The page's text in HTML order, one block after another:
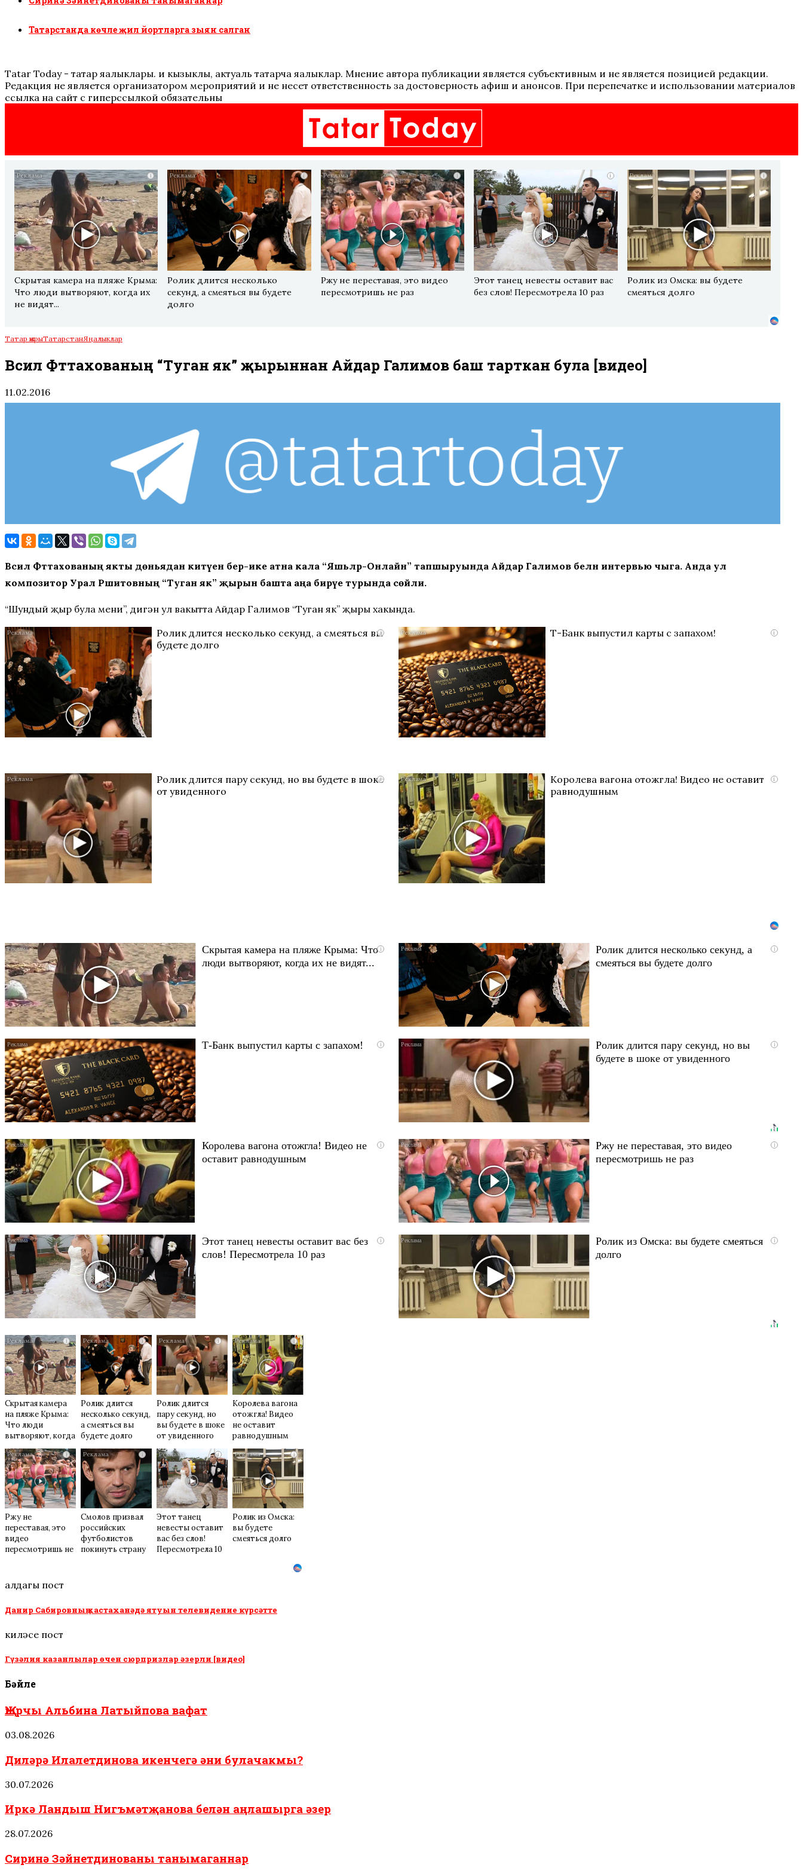
Татарстанда көчле җил йортларга зыян салган
Tatar Today - татар яңалыклары. иң кызыклы, актуаль татарча яңалыклар. Мнение автора публикации является субъективным и не является позицией редакции.
Редакция не является организатором мероприятий и не несет ответственность за достоверность афиш и анонсов. При перепечатке и использовании материалов
ссылка на сайт с гиперссылкой обязательны
i
Скрытая камера на пляже Крыма:
Что люди вытворяют, когда их
не видят...
i
Ролик длится несколько
секунд, а смеяться вы будете
долго
i
Ржу не переставая, это видео
пересмотришь не раз
i
Этот танец невесты оставит вас
без слов! Пересмотрела 10 раз
i
Ролик из Омска: вы будете
смеяться долго
Татар җырыТатарстанЯңалыклар
Вәсилә Фәттахованың “Туган як” җырыннан Айдар Галимов баш тарткан була [видео]
11.02.2016
Вәсилә Фәттахованың якты дөньядан китүенә бер-ике атна кала “Яшьләр-Онлайн” тапшыруында Айдар Галимов белән интервью чыга. Анда ул
композитор Урал Рәшитовның “Туган як” җырын башта аңа бирүе турында сөйли.
“Шундый җыр була мени”, дигән ул вакытта Айдар Галимов “Туган як” җыры хакында.
i
Ролик длится несколько секунд, а смеяться вы
будете долго
i
Т-Банк выпустил карты с запахом!
i
Ролик длится пару секунд, но вы будете в шоке
от увиденного
i
Королева вагона отожгла! Видео не оставит
равнодушным
i
Скрытая камера на пляже Крыма: Что
люди вытворяют, когда их не видят...
i
Ролик длится несколько секунд, а
смеяться вы будете долго
i
Т-Банк выпустил карты с запахом! i
Ролик длится пару секунд, но вы
будете в шоке от увиденного
i
Королева вагона отожгла! Видео не
оставит равнодушным
i
Ржу не переставая, это видео
пересмотришь не раз
i
Этот танец невесты оставит вас без
слов! Пересмотрела 10 раз
i
Ролик из Омска: вы будете смеяться
долго
i
Скрытая камера
на пляже Крыма:
Что люди
вытворяют, когда
их не видят...
i
Ролик длится
несколько секунд,
а смеяться вы
будете долго
i
Ролик длится
пару секунд, но
вы будете в шоке
от увиденного
i
Королева вагона
отожгла! Видео
не оставит
равнодушным
i
Ржу не
переставая, это
видео
пересмотришь не
i
Смолов призвал
российских
футболистов
покинуть страну
i
Этот танец
невесты оставит
вас без слов!
Пересмотрела 10
i
Ролик из Омска:
вы будете
смеяться долго
алдагы пост
Данир Сабировның хастаханәдә ятуын телевидение күрсәтте
киләсе пост
Гүзәлия казанлылар өчен сюрпризлар әзерли [видео]
Бәйле
Җырчы Альбина Латыйпова вафат
03.08.2026
Диләрә Илалетдинова икенчегә әни булачакмы?
30.07.2026
Иркә Ландыш Нигъмәтҗанова белән аңлашырга әзер
28.07.2026
Сиринә Зәйнетдинованы танымаганнар